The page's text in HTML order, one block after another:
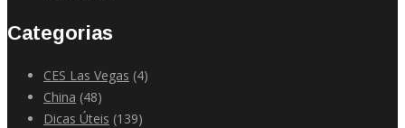
Categorias
CES Las Vegas (4)
China (48)
Dicas Úteis (139)